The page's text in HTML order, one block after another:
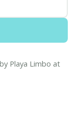
Playa Limbo at